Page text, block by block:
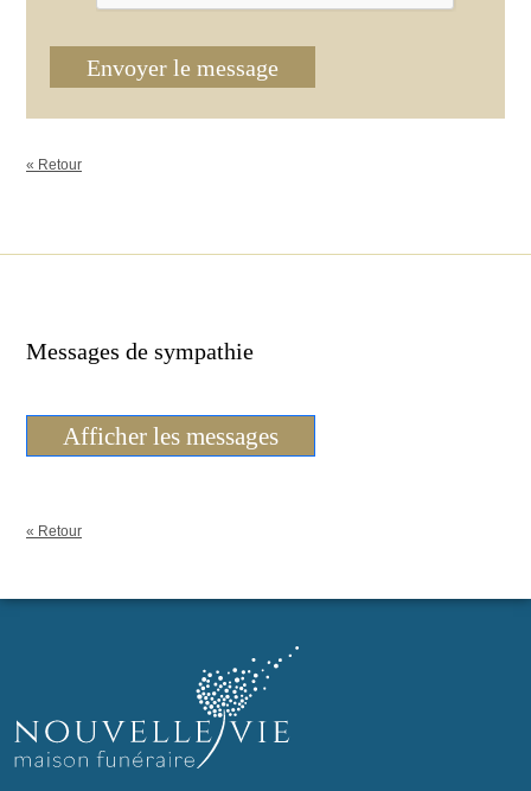
Envoyer le message
« Retour
Messages de sympathie
Afficher les messages
« Retour